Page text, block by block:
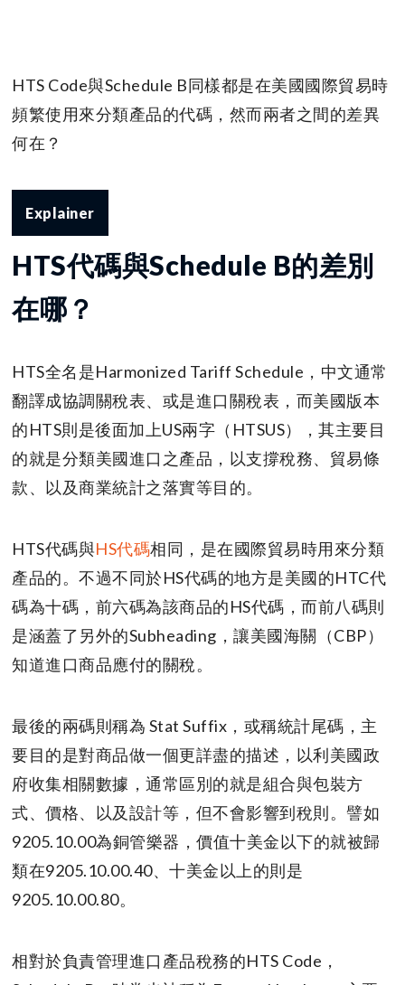
HTS Code與Schedule B同樣都是在美國國際貿易時
頻繁使用來分類產品的代碼，然而兩者之間的差異
何在？
Explainer
HTS代碼與Schedule B的差別
在哪？
HTS全名是Harmonized Tariff Schedule，中文通常
翻譯成協調關稅表、或是進口關稅表，而美國版本
的HTS則是後面加上US兩字（HTSUS），其主要目
的就是分類美國進口之產品，以支撐稅務、貿易條
款、以及商業統計之落實等目的。
HTS代碼與HS代碼相同，是在國際貿易時用來分類
產品的。不過不同於HS代碼的地方是美國的HTC代
碼為十碼，前六碼為該商品的HS代碼，而前八碼則
是涵蓋了另外的Subheading，讓美國海關（CBP）
知道進口商品應付的關稅。
最後的兩碼則稱為 Stat Suffix，或稱統計尾碼，主
要目的是對商品做一個更詳盡的描述，以利美國政
府收集相關數據，通常區別的就是組合與包裝方
式、價格、以及設計等，但不會影響到稅則。譬如
9205.10.00為銅管樂器，價值十美金以下的就被歸
類在9205.10.00.40、十美金以上的則是
9205.10.00.80。
相對於負責管理進口產品稅務的HTS Code，